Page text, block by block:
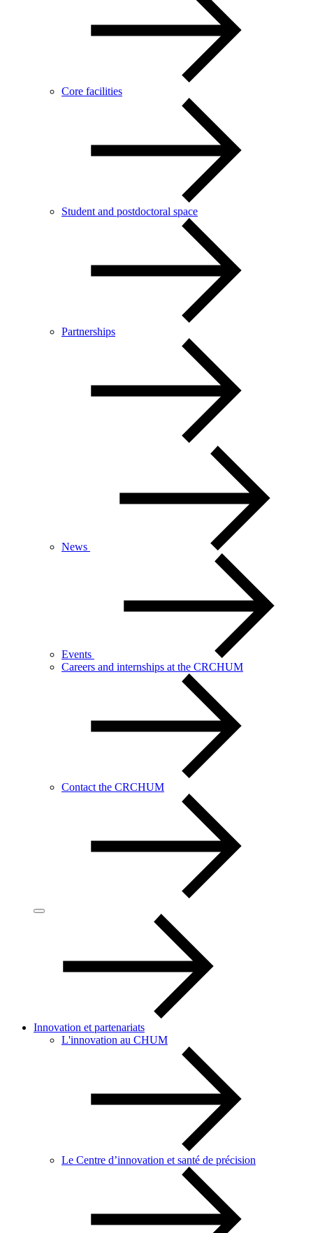
Core facilities
Student and postdoctoral space
Partnerships
News
Events
Careers and internships at the CRCHUM
Contact the CRCHUM
Innovation et partenariats
L'innovation au CHUM
Le Centre d’innovation et santé de précision